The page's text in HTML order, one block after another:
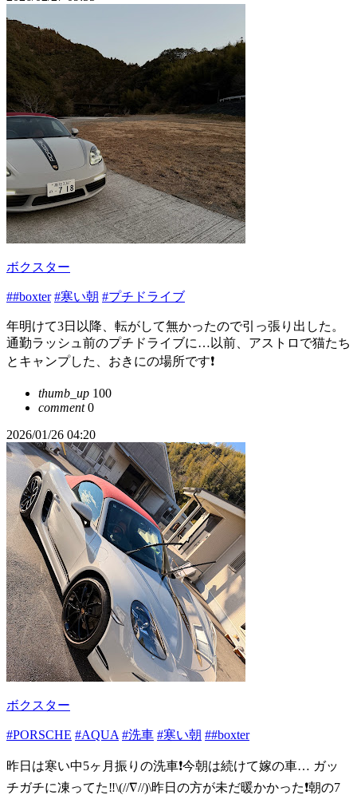
ボクスター
##boxter #寒い朝 #プチドライブ
年明けて3日以降、転がして無かったので引っ張り出した。
通勤ラッシュ前のプチドライブに…以前、アストロで猫たち
とキャンプした、おきにの場所です❗️
thumb_up 100
comment0
2026/01/26 04:20
ボクスター
#PORSCHE #AQUA #洗車 #寒い朝 ##boxter
昨日は寒い中5ヶ月振りの洗車❗️今朝は続けて嫁の車… ガッ
チガチに凍ってた‼️\(//∇//)\昨日の方が未だ暖かかった❗️朝の7